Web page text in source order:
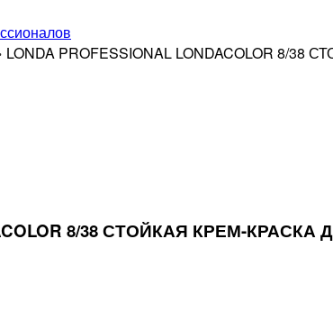
LONDA PROFESSIONAL LONDACOLOR
8/38 СТОЙКАЯ КРЕМ-